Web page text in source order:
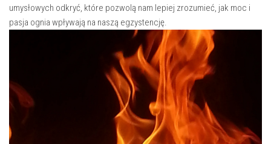
umysłowych odkryć, które pozwolą nam lepiej zrozumieć, jak moc i
pasja ognia wpływają na naszą ​egzystencję.